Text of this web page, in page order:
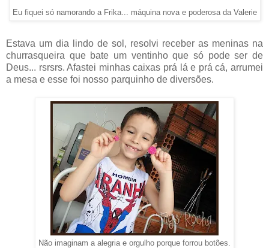
Eu fiquei só namorando a Frika... máquina nova e poderosa da Valerie
Estava um dia lindo de sol, resolvi receber as meninas na
churrasqueira que bate um ventinho que só pode ser de
Deus... rsrsrs. Afastei minhas caixas prá lá e prá cá, arrumei
a mesa e esse foi nosso parquinho de diversões.
Não imaginam a alegria e orgulho porque forrou botões.